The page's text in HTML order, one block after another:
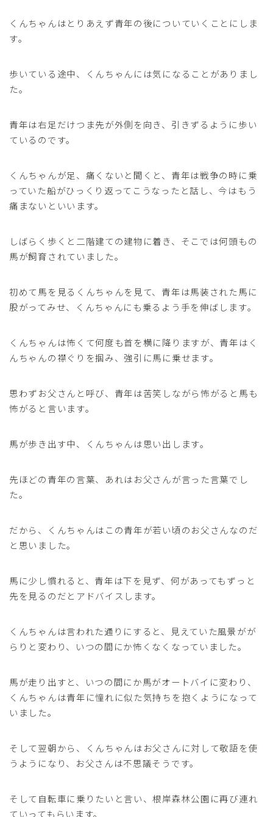
くんちゃんはとりあえず青年の後についていくことにしま
す。
歩いている途中、くんちゃんには気になることがありまし
た。
青年は右足だけつま先が外側を向き、引きずるように歩い
ているのです。
くんちゃんが足、痛くないと聞くと、青年は戦争の時に乗
っていた船がひっくり返ってこうなったと話し、今はもう
痛まないといいます。
しばらく歩くと二階建ての建物に着き、そこでは何頭もの
馬が飼育されていました。
初めて馬を見るくんちゃんを見て、青年は馬装された馬に
股がってみせ、くんちゃんにも乗るよう手を伸ばします。
くんちゃんは怖くて何度も首を横に降りますが、青年はく
んちゃんの襟ぐりを掴み、強引に馬に乗せます。
思わずお父さんと呼び、青年は苦笑しながら怖がると馬も
怖がると言います。
馬が歩き出す中、くんちゃんは思い出します。
先ほどの青年の言葉、あれはお父さんが言った言葉でし
た。
だから、くんちゃんはこの青年が若い頃のお父さんなのだ
と思いました。
馬に少し慣れると、青年は下を見ず、何があってもずっと
先を見るのだとアドバイスします。
くんちゃんは言われた通りにすると、見えていた風景がが
らりと変わり、いつの間にか怖くなくなっていました。
馬が走り出すと、いつの間にか馬がオートバイに変わり、
くんちゃんは青年に憧れに似た気持ちを抱くようになって
いました。
そして翌朝から、くんちゃんはお父さんに対して敬語を使
うようになり、お父さんは不思議そうです。
そして自転車に乗りたいと言い、根岸森林公園に再び連れ
ていってもらいます。